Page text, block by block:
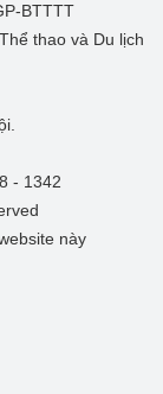
BTTTT
thao và Du lịch
- 1342
này